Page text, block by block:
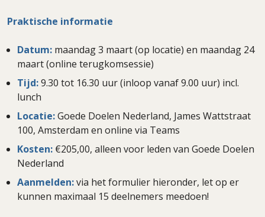
Praktische informatie
Datum: maandag 3 maart (op locatie) en maandag 24
maart (online terugkomsessie)
Tijd:9.30 tot 16.30 uur (inloop vanaf 9.00 uur) incl.
lunch
Locatie:Goede Doelen Nederland, James Wattstraat
100, Amsterdam en online via Teams
Kosten: €205,00, alleen voor leden van Goede Doelen
Nederland
Aanmelden:via het formulier hieronder, let op er
kunnen maximaal 15 deelnemers meedoen!